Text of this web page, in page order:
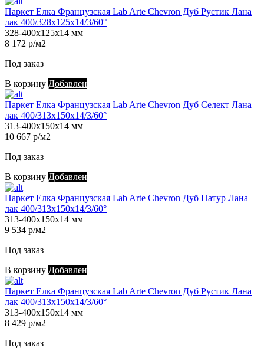
Паркет Елка Французская Lab Arte Chevron Дуб Рустик Лана
лак 400/328х125х14/3/60°
328-400х125х14 мм
8 172 р/м2
Под заказ
В корзину Добавлен
Паркет Елка Французская Lab Arte Chevron Дуб Селект Лана
лак 400/313х150х14/3/60°
313-400х150х14 мм
10 667 р/м2
Под заказ
В корзину Добавлен
Паркет Елка Французская Lab Arte Chevron Дуб Натур Лана
лак 400/313х150х14/3/60°
313-400х150х14 мм
9 534 р/м2
Под заказ
В корзину Добавлен
Паркет Елка Французская Lab Arte Chevron Дуб Рустик Лана
лак 400/313х150х14/3/60°
313-400х150х14 мм
8 429 р/м2
Под заказ